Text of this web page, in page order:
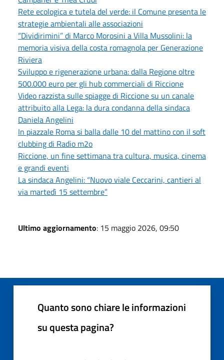
Rete ecologica e tutela del verde: il Comune presenta le
strategie ambientali alle associazioni
“Dividirimini” di Marco Morosini a Villa Mussolini: la
memoria visiva della costa romagnola per Generazione
Riviera
Sviluppo e rigenerazione urbana: dalla Regione oltre
500.000 euro per gli hub commerciali di Riccione
Video razzista sulle spiagge di Riccione su un canale
attribuito alla Lega: la dura condanna della sindaca
Daniela Angelini
In piazzale Roma si balla dalle 10 del mattino con il soft
clubbing di Radio m2o
Riccione, un fine settimana tra cultura, musica, cinema
e grandi eventi
La sindaca Angelini: “Nuovo viale Ceccarini, cantieri al
via martedì 15 settembre”
Ultimo aggiornamento: 15 maggio 2026, 09:50
Quanto sono chiare le informazioni
su questa pagina?